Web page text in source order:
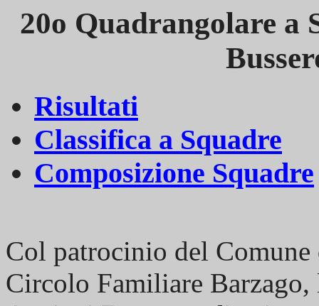
20o Quadrangolare a
Risultati
Classifica a Squadre
Composizione Squadre
Col patrocinio del
Circolo Familiare